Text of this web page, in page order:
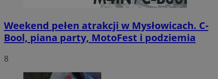
Weekend pełen atrakcji w Mysłowicach. C-
Bool, piana party, MotoFest i podziemia
8